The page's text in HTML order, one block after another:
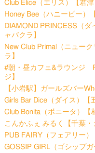
Club Elice（エリス）【君津
Honey Bee（ハニービー）
DIAMOND PRINCESS（
ャバクラ】
New Club Primal（ニュー
ラ】
#朝・昼カフェ&ラウンジ
ジ】
【小岩駅】ガールズバー
Girls Bar Dice（ダイス）【
Club Bonita（ボニータ）【
こんかふぇ みるく【千葉・
PUB FAIRY（フェアリー）
GOSSIP GIRL（ゴシップ